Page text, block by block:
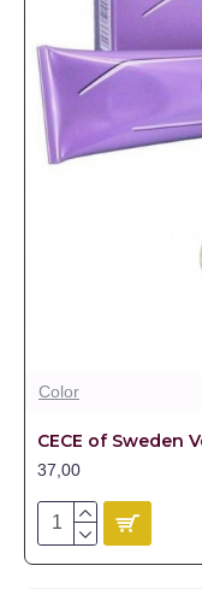
Color
CECE of Sweden
37,00